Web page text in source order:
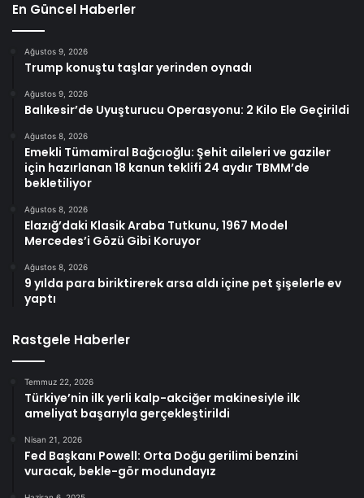
En Güncel Haberler
Ağustos 9, 2026
Trump konuştu taşlar yerinden oynadı
Ağustos 9, 2026
Balıkesir’de Uyuşturucu Operasyonu: 2 Kilo Ele Geçirildi
Ağustos 8, 2026
Emekli Tümamiral Bağcıoğlu: Şehit aileleri ve gaziler
için hazırlanan 18 kanun teklifi 24 aydır TBMM’de
bekletiliyor
Ağustos 8, 2026
Elazığ’daki Klasik Araba Tutkunu, 1967 Model
Mercedes’i Gözü Gibi Koruyor
Ağustos 8, 2026
9 yılda para biriktirerek arsa aldı içine pet şişelerle ev
yaptı
Rastgele Haberler
Temmuz 22, 2026
Türkiye’nin ilk yerli kalp-akciğer makinesiyle ilk
ameliyat başarıyla gerçekleştirildi
Nisan 21, 2026
Fed Başkanı Powell: Orta Doğu gerilimi benzini
vuracak, bekle-gör modundayız